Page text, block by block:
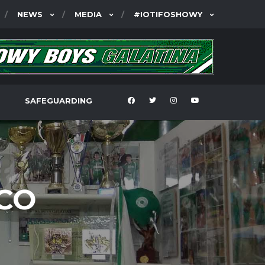
NEWS MEDIA #IOTIFOSHOWY
SAFEGUARDING